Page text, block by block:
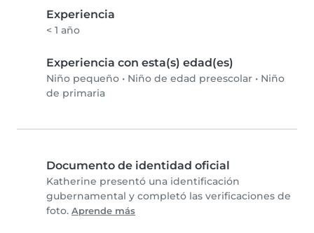
Experiencia
< 1 año
Experiencia con esta(s) edad(es)
Niño pequeño • Niño de edad preescolar • Niño
de primaria
Documento de identidad oficial
Katherine presentó una identificación
gubernamental y completó las verificaciones de
foto. Aprende más